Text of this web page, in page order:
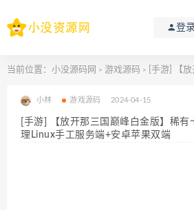
登
当前位置： 小没源码网 > 游戏源码 > [手游] 【放开那三国巅峰白
小林 游戏源码 2024-04-15
[手游] 【放开那三国巅峰白金版】稀有
理Linux手工服务端+安卓苹果双端